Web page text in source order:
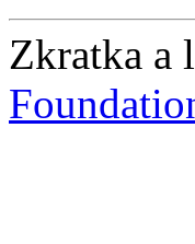
Zkratka a